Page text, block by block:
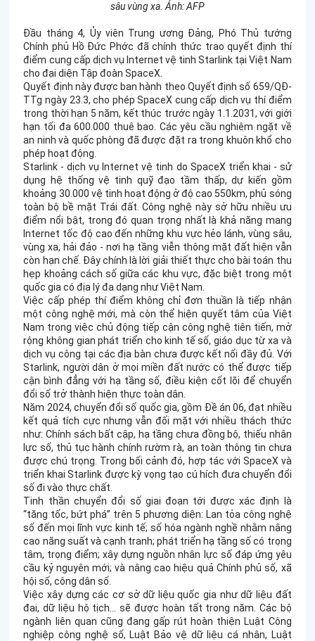
sâu vùng xa. Ảnh: AFP
Đầu tháng 4, Ủy viên Trung ương Đảng, Phó Thủ tướng
Chính phủ Hồ Đức Phớc đã chính thức trao quyết định thí
điểm cung cấp dịch vụ Internet vệ tinh Starlink tại Việt Nam
cho đại diện Tập đoàn SpaceX.
Quyết định này được ban hành theo Quyết định số 659/QĐ-
TTg ngày 23.3, cho phép SpaceX cung cấp dịch vụ thí điểm
trong thời hạn 5 năm, kết thúc trước ngày 1.1.2031, với giới
hạn tối đa 600.000 thuê bao. Các yêu cầu nghiêm ngặt về
an ninh và quốc phòng đã được đặt ra trong khuôn khổ cho
phép hoạt động.
Starlink - dịch vụ Internet vệ tinh do SpaceX triển khai - sử
dụng hệ thống vệ tinh quỹ đạo tầm thấp, dự kiến gồm
khoảng 30.000 vệ tinh hoạt động ở độ cao 550km, phủ sóng
toàn bộ bề mặt Trái đất. Công nghệ này sở hữu nhiều ưu
điểm nổi bật, trong đó quan trọng nhất là khả năng mang
Internet tốc độ cao đến những khu vực hẻo lánh, vùng sâu,
vùng xa, hải đảo - nơi hạ tầng viễn thông mặt đất hiện vẫn
còn hạn chế. Đây chính là lời giải thiết thực cho bài toán thu
hẹp khoảng cách số giữa các khu vực, đặc biệt trong một
quốc gia có địa lý đa dạng như Việt Nam.
Việc cấp phép thí điểm không chỉ đơn thuần là tiếp nhận
một công nghệ mới, mà còn thể hiện quyết tâm của Việt
Nam trong việc chủ động tiếp cận công nghệ tiên tiến, mở
rộng không gian phát triển cho kinh tế số, giáo dục từ xa và
dịch vụ công tại các địa bàn chưa được kết nối đầy đủ. Với
Starlink, người dân ở mọi miền đất nước có thể được tiếp
cận bình đẳng với hạ tầng số, điều kiện cốt lõi để chuyển
đổi số trở thành hiện thực toàn dân.
Năm 2024, chuyển đổi số quốc gia, gồm Đề án 06, đạt nhiều
kết quả tích cực nhưng vẫn đối mặt với nhiều thách thức
như: Chính sách bất cập, hạ tầng chưa đồng bộ, thiếu nhân
lực số, thủ tục hành chính rườm rà, an toàn thông tin chưa
được chú trọng. Trong bối cảnh đó, hợp tác với SpaceX và
triển khai Starlink được kỳ vọng tạo cú hích đưa chuyển đổi
số đi vào thực chất.
Tinh thần chuyển đổi số giai đoạn tới được xác định là
“tăng tốc, bứt phá” trên 5 phương diện: Lan tỏa công nghệ
số đến mọi lĩnh vực kinh tế; số hóa ngành nghề nhằm nâng
cao năng suất và cạnh tranh; phát triển hạ tầng số có trọng
tâm, trọng điểm; xây dựng nguồn nhân lực số đáp ứng yêu
cầu kỷ nguyên mới; và nâng cao hiệu quả Chính phủ số, xã
hội số, công dân số.
Việc xây dựng các cơ sở dữ liệu quốc gia như dữ liệu đất
đai, dữ liệu hộ tịch... sẽ được hoàn tất trong năm. Các bộ
ngành liên quan cũng đang gấp rút hoàn thiện Luật Công
nghiệp công nghệ số, Luật Bảo vệ dữ liệu cá nhân, Luật